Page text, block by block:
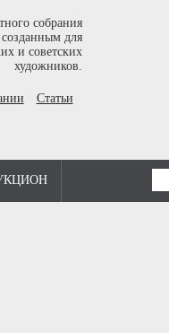
собрания
для
и советских
художников.
Статьи